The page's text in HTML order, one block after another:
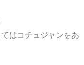
はコチュジャンをあ